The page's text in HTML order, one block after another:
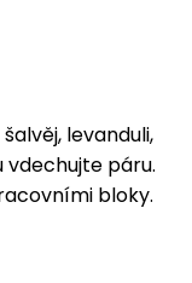
levanduli,
vdechujte páru.
bloky.